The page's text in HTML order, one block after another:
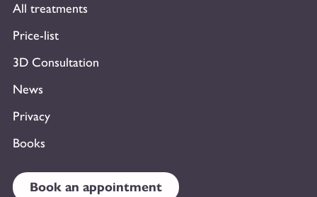
All treatments
Price-list
3D Consultation
News
Privacy
Books
Book an appointment